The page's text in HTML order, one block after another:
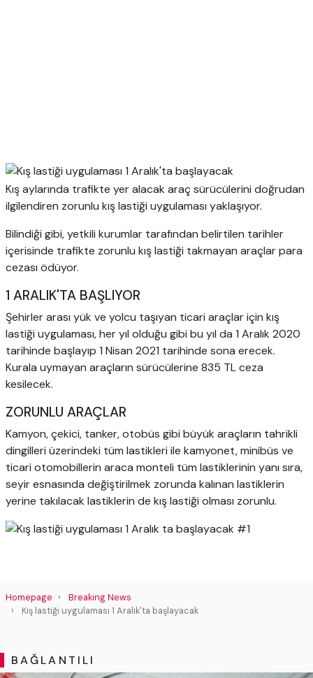
Kış aylarında trafikte yer alacak araç sürücülerini doğrudan
ilgilendiren zorunlu kış lastiği uygulaması yaklaşıyor.
Bilindiği gibi, yetkili kurumlar tarafından belirtilen tarihler
içerisinde trafikte zorunlu kış lastiği takmayan araçlar para
cezası ödüyor.
1 ARALIK'TA BAŞLIYOR
Şehirler arası yük ve yolcu taşıyan ticari araçlar için kış
lastiği uygulaması, her yıl olduğu gibi bu yıl da 1 Aralık 2020
tarihinde başlayıp 1 Nisan 2021 tarihinde sona erecek.
Kurala uymayan araçların sürücülerine 835 TL ceza
kesilecek.
ZORUNLU ARAÇLAR
Kamyon, çekici, tanker, otobüs gibi büyük araçların tahrikli
dingilleri üzerindeki tüm lastikleri ile kamyonet, minibüs ve
ticari otomobillerin araca monteli tüm lastiklerinin yanı sıra,
seyir esnasında değiştirilmek zorunda kalınan lastiklerin
yerine takılacak lastiklerin de kış lastiği olması zorunlu.
Homepage
Breaking News
Kış lastiği uygulaması 1 Aralık'ta başlayacak
BAĞLANTILI